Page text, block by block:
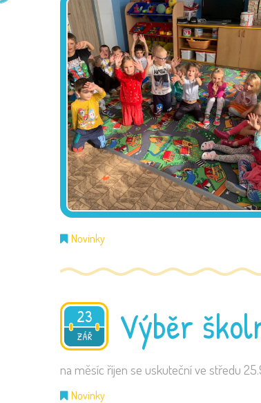
Novinky
23
ZÁŘ
2024 Výběr
na měsíc říjen se uskuteční ve středu
Novinky